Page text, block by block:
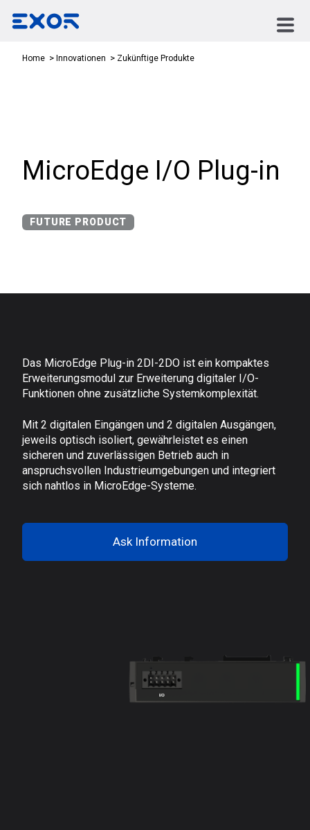
Home Innovationen Zukünftige Produkte
MicroEdge I/O Plug-in
FUTURE PRODUCT
Das MicroEdge Plug-in 2DI-2DO ist ein kompaktes
Erweiterungsmodul zur Erweiterung digitaler I/O-
Funktionen ohne zusätzliche Systemkomplexität.
Mit 2 digitalen Eingängen und 2 digitalen Ausgängen,
jeweils optisch isoliert, gewährleistet es einen
sicheren und zuverlässigen Betrieb auch in
anspruchsvollen Industrieumgebungen und integriert
sich nahtlos in MicroEdge-Systeme.
Ask Information